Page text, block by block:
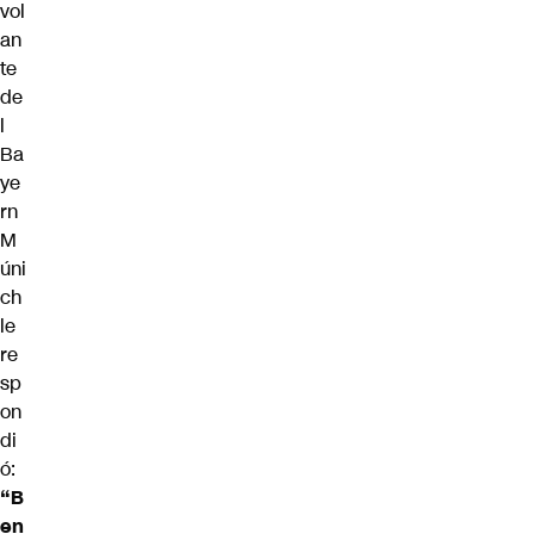
vol
an
te
de
l
Ba
ye
rn
M
úni
ch
le
re
sp
on
di
ó:
“B
en